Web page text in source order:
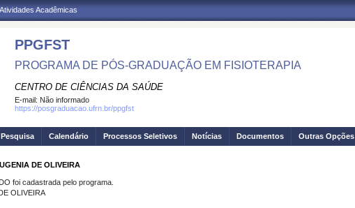
Acadêmicas
PPGFST
PROGRAMA DE PÓS-GRADUAÇÃO EM FISIOTERAPIA
CENTRO DE CIÊNCIAS DA SAÚDE
E-mail: Não informado
https://posgraduacao.ufrn.br/ppgfst
Calendário Processos Seletivos Notícias Documentos Outras Opções
DE OLIVEIRA
foi cadastrada pelo programa.
OLIVEIRA